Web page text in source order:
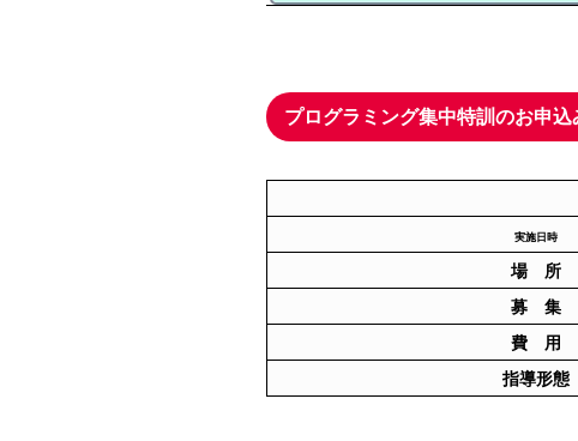
プログラミング集中特訓のお申
実施日時
場 所
募 集
費 用
指導形態